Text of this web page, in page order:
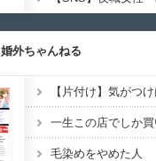
婚外ちゃんねる
【片付け】気がつ
一生この店でしか
毛染めをやめた人